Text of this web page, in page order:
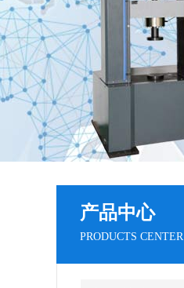
产品中心
PRODUCTS CENTER